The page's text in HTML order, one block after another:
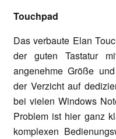
Touchpad
Das verbaute Elan
der guten Tastatur
angenehme Größe
der Verzicht auf
bei vielen Windows
Problem ist hier ganz
komplexen